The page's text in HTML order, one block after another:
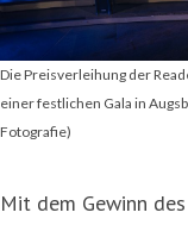
Die Preisverleihung der
einer festlichen Gala in
Fotografie)
Mit dem Gewinn